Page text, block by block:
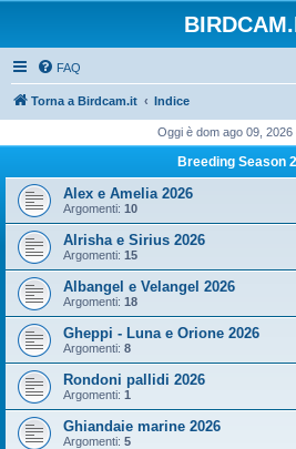
FAQ
Torna a Birdcam.it Indice
Oggi è dom ago 09, 2026
Breeding Season
Alex e Amelia 2026
Argomenti: 10
Alrisha e Sirius 2026
Argomenti: 15
Albangel e Velangel 2026
Argomenti: 18
Gheppi - Luna e Orione 2026
Argomenti: 8
Rondoni pallidi 2026
Argomenti: 1
Ghiandaie marine 2026
Argomenti: 5